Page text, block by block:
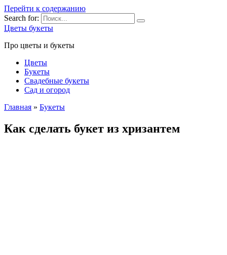
Перейти к содержанию
Search for:
Цветы букеты
Про цветы и букеты
Цветы
Букеты
Свадебные букеты
Сад и огород
Главная » Букеты
Как сделать букет из хризантем